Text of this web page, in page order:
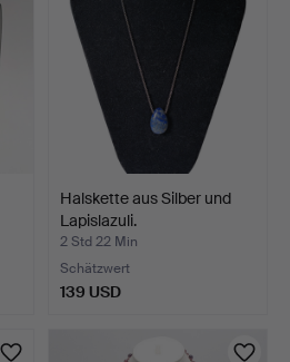
Halskette aus Silber und
Lapislazuli.
2 Std 22 Min
Schätzwert
139 USD